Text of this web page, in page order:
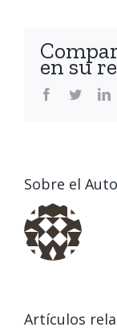
en su
Facebook
Twitter
Sobre el
Artículos